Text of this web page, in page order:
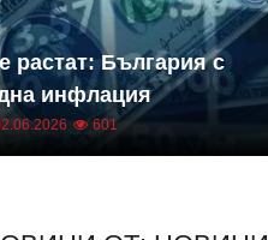
растат: България с
инфлация
601